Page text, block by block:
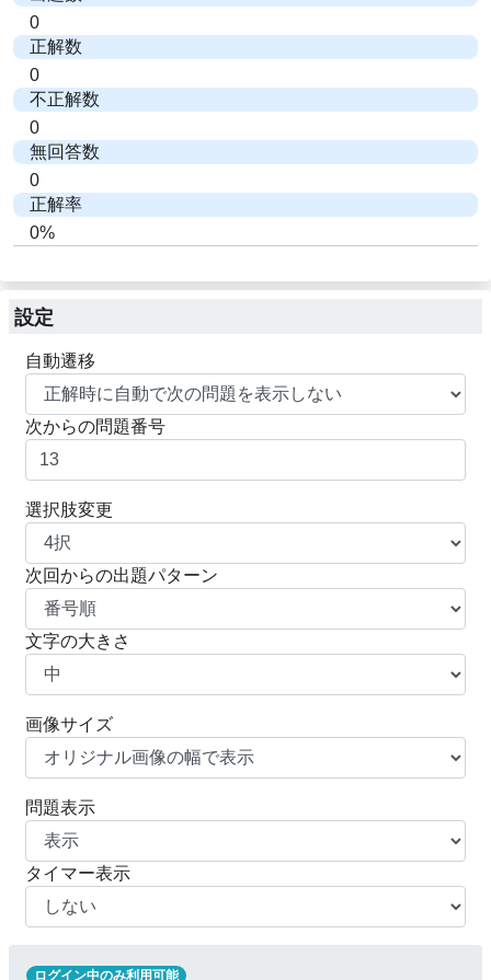
0
正解数
0
不正解数
0
無回答数
0
正解率
0%
設定
自動遷移
次からの問題番号
選択肢変更
次回からの出題パターン
文字の大きさ
画像サイズ
問題表示
タイマー表示
ログイン中のみ利用可能